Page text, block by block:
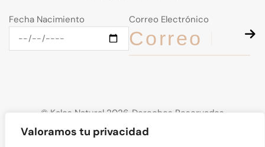
Valoramos tu privacidad
Fecha Nacimiento Correo Electrónico
© Kalos Natural 2026. Derechos Reservados